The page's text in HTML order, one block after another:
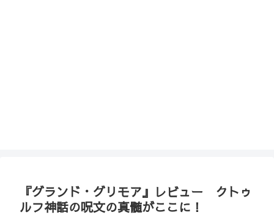
『グランド・グリモア』レビュー クトゥ
ルフ神話の呪文の真髄がここに！